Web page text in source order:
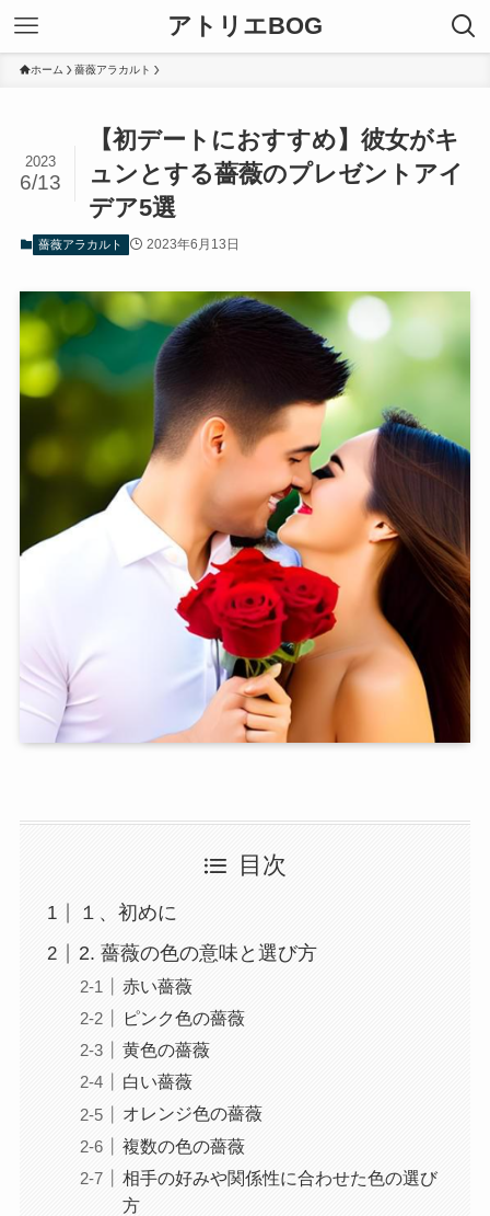
アトリエBOG
ホーム 薔薇アラカルト
【初デートにおすすめ】彼女がキ
ュンとする薔薇のプレゼントアイ
デア5選
2023
6/13
薔薇アラカルト 2023年6月13日
目次
１、初めに
2. 薔薇の色の意味と選び方
赤い薔薇
ピンク色の薔薇
黄色の薔薇
白い薔薇
オレンジ色の薔薇
複数の色の薔薇
相手の好みや関係性に合わせた色の選び
方